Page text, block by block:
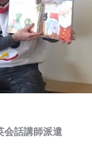
会話講師派遣